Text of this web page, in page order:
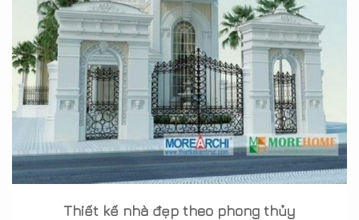
Thiết kế nhà đẹp theo phong thủy